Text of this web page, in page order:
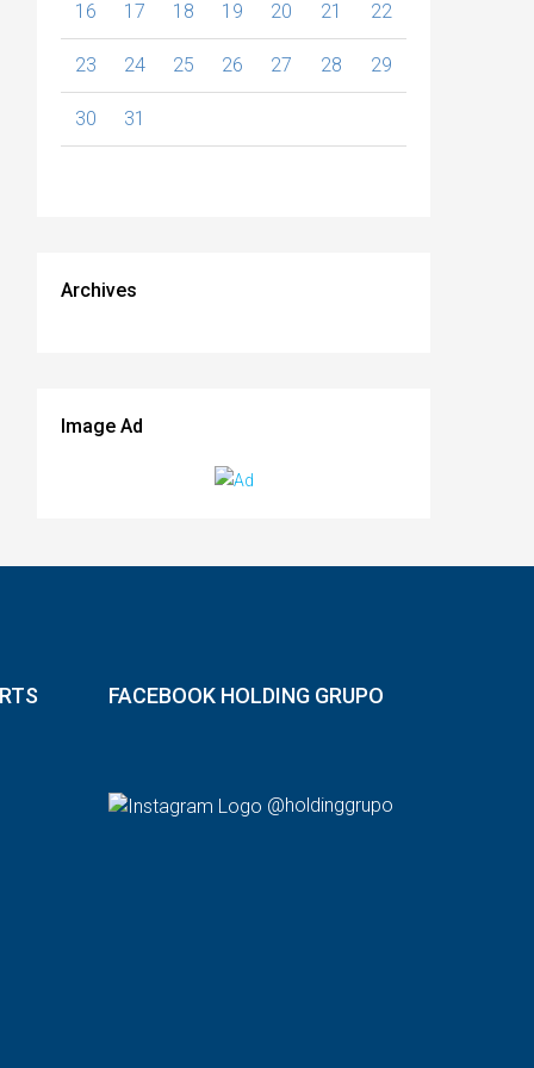
16 17 18 19 20 21 22
23 24 25 26 27 28 29
30 31
Archives
Image Ad
FACEBOOK HOLDING GRUPO
@holdinggrupo